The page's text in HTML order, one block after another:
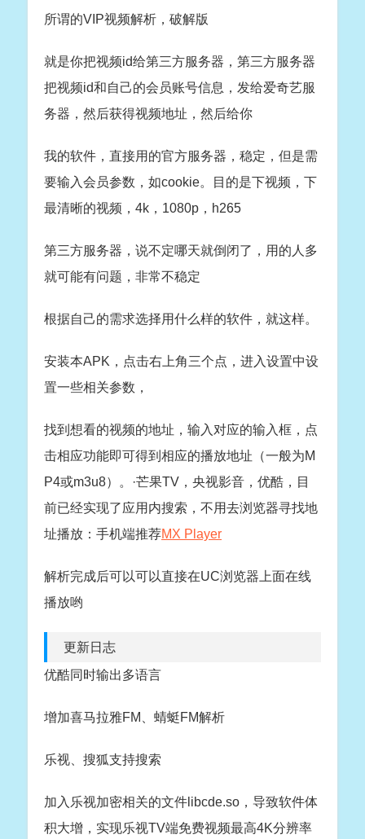
所谓的VIP视频解析，破解版
就是你把视频id给第三方服务器，第三方服务器
把视频id和自己的会员账号信息，发给爱奇艺服
务器，然后获得视频地址，然后给你
我的软件，直接用的官方服务器，稳定，但是需
要输入会员参数，如cookie。目的是下视频，下
最清晰的视频，4k，1080p，h265
第三方服务器，说不定哪天就倒闭了，用的人多
就可能有问题，非常不稳定
根据自己的需求选择用什么样的软件，就这样。
安装本APK，点击右上角三个点，进入设置中设
置一些相关参数，
找到想看的视频的地址，输入对应的输入框，点
击相应功能即可得到相应的播放地址（一般为M
P4或m3u8）。·芒果TV，央视影音，优酷，目
前已经实现了应用内搜索，不用去浏览器寻找地
址播放：手机端推荐MX Player
解析完成后可以可以直接在UC浏览器上面在线
播放哟
更新日志
优酷同时输出多语言
增加喜马拉雅FM、蜻蜓FM解析
乐视、搜狐支持搜索
加入乐视加密相关的文件libcde.so，导致软件体
积大增，实现乐视TV端免费视频最高4K分辨率